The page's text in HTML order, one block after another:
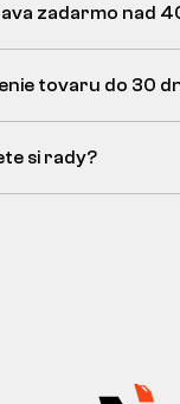
zadarmo nad
tovaru do 30
si rady?